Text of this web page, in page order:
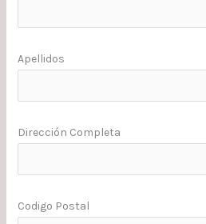
Apellidos
Dirección Completa
Codigo Postal